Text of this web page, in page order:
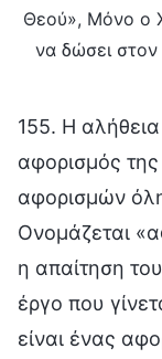
Θεού», Μόνο ο
να δώσει
155. Η αλήθεια
αφορισμός
αφορισμών
Ονομάζεται
η απαίτηση
έργο που
είναι ένας